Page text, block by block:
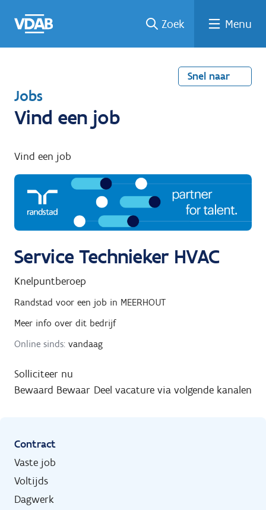
naar
een
een
job
naar
Zoek Menu
Snel naar
T
e
u
g
a
r
Jobs
Vind een job
Vind een job
Service Technieker HVAC
Knelpuntberoep
Randstad voor een job in MEERHOUT
Meer info over dit bedrijf
Online sinds: vandaag
Solliciteer nu
Bewaard Bewaar Deel vacature via volgende kanalen
Contract
Vaste job
Voltijds
Dagwerk